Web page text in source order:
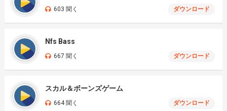
603 聞く ダウンロード
Nfs Bass
667 聞く ダウンロード
スカル＆ボーンズゲーム
664 聞く ダウンロード